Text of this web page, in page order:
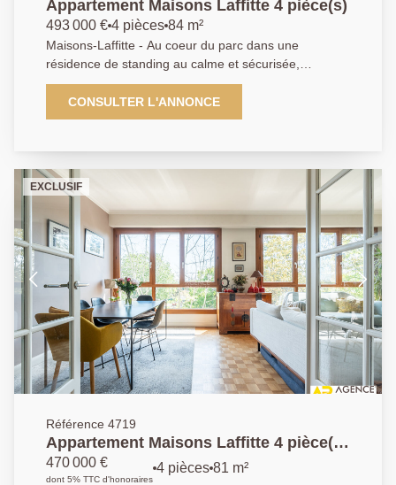
Appartement Maisons Laffitte 4 pièce(s)
493 000 € 4 pièces 84 m²
Maisons-Laffitte - Au coeur du parc dans une
résidence de standing au calme et sécurisée,
appartement en parfait état traversant et lumineux
comprenant : Séjour double donnant sur une très
belle terrasse - Cuisine équipée indépendante - 2
Exclusivité Agence Principale - AP : 01.39.62.04.04
CONSULTER L'ANNONCE
EXCLUSIF
Référence 4719
Appartement Maisons Laffitte 4 pièce(s)
81m2
470 000 €
dont 5% TTC d'honoraires
4 pièces 81 m²